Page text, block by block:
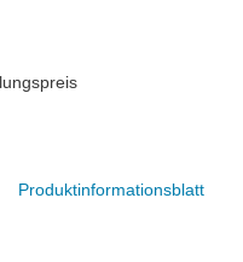
Produktinformationsblatt